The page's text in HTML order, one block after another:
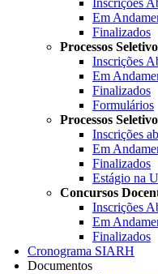
Em
Finalizados
Processos
Inscrições
Em
Finalizados
Formulários
Processos
Inscrições
Em
Finalizados
Estágio na
Concursos
Inscrições
Em
Finalizados
Cronograma SIARH
Documentos